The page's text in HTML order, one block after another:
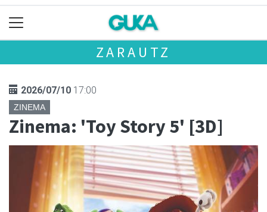
ZARAUTZ
2026/07/10 17:00
ZINEMA
Zinema: 'Toy Story 5' [3D]